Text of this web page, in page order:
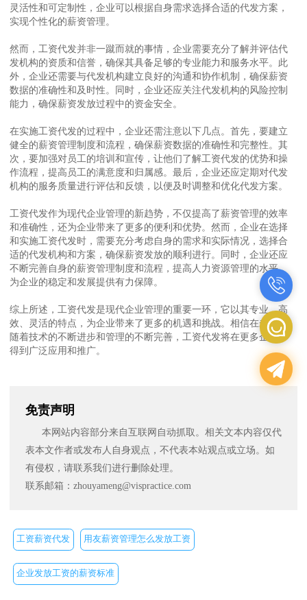
灵活性和可定制性，企业可以根据自身需求选择合适的代发方案，
实现个性化的薪资管理。
然而，工资代发并非一蹴而就的事情，企业需要充分了解并评估代
发机构的资质和信誉，确保其具备足够的专业能力和服务水平。此
外，企业还需要与代发机构建立良好的沟通和协作机制，确保薪资
数据的准确性和及时性。同时，企业还应关注代发机构的风险控制
能力，确保薪资发放过程中的资金安全。
在实施工资代发的过程中，企业还需注意以下几点。首先，要建立
健全的薪资管理制度和流程，确保薪资数据的准确性和完整性。其
次，要加强对员工的培训和宣传，让他们了解工资代发的优势和操
作流程，提高员工的满意度和归属感。最后，企业还应定期对代发
机构的服务质量进行评估和反馈，以便及时调整和优化代发方案。
工资代发作为现代企业管理的新趋势，不仅提高了薪资管理的效率
和准确性，还为企业带来了更多的便利和优势。然而，企业在选择
和实施工资代发时，需要充分考虑自身的需求和实际情况，选择合
适的代发机构和方案，确保薪资发放的顺利进行。同时，企业还应
不断完善自身的薪资管理制度和流程，提高人力资源管理的水平，
为企业的稳定和发展提供有力保障。
综上所述，工资代发是现代企业管理的重要一环，它以其专业、高
效、灵活的特点，为企业带来了更多的机遇和挑战。相信在未来，
随着技术的不断进步和管理的不断完善，工资代发将在更多企业中
得到广泛应用和推广。
免责声明
本网站内容部分来自互联网自动抓取。相关文本内容仅代
表本文作者或发布人自身观点，不代表本站观点或立场。如
有侵权，请联系我们进行删除处理。
联系邮箱：zhouyameng@vispractice.com
工资薪资代发 用友薪资管理怎么发放工资
企业发放工资的薪资标准